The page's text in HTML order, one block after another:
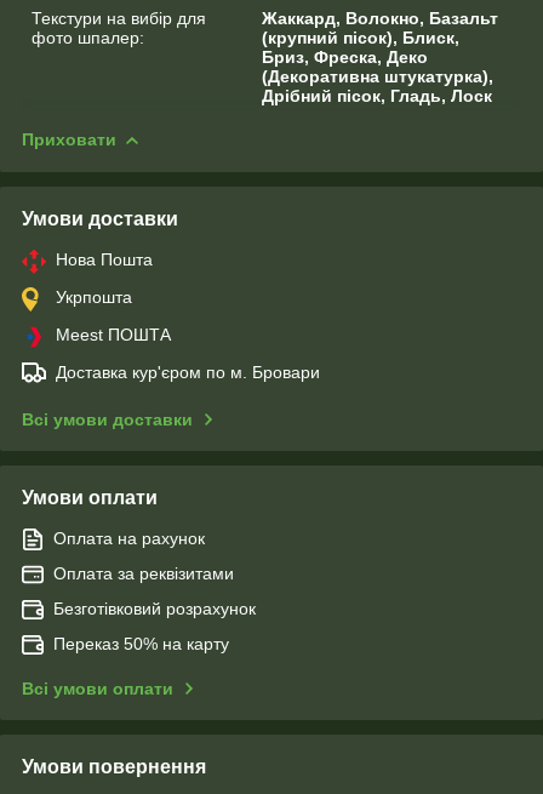
Текстури на вибір для
фото шпалер:
Жаккард, Волокно, Базальт
(крупний пісок), Блиск,
Бриз, Фреска, Деко
(Декоративна штукатурка),
Дрібний пісок, Гладь, Лоск
Приховати
Умови доставки
Нова Пошта
Укрпошта
Meest ПОШТА
Доставка кур'єром по м. Бровари
Всі умови доставки
Умови оплати
Оплата на рахунок
Оплата за реквізитами
Безготівковий розрахунок
Переказ 50% на карту
Всі умови оплати
Умови повернення